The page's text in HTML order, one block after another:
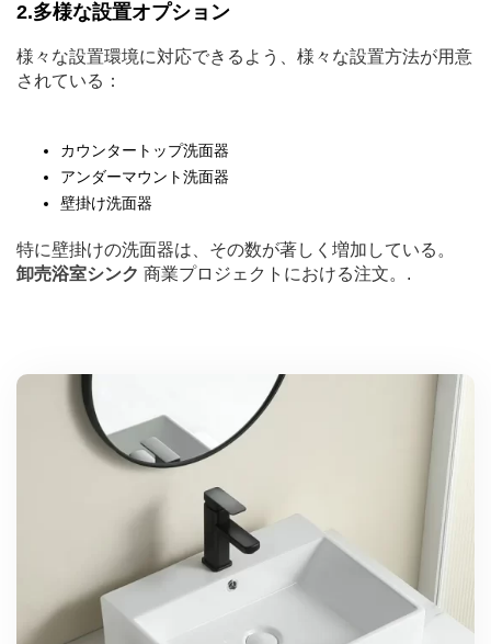
2.多様な設置オプション
様々な設置環境に対応できるよう、様々な設置方法が用意
されている：
カウンタートップ洗面器
アンダーマウント洗面器
壁掛け洗面器
特に壁掛けの洗面器は、その数が著しく増加している。
卸売浴室シンク 商業プロジェクトにおける注文。.